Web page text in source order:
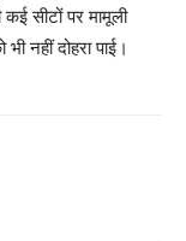
सीटों पर मामूली
नहीं दोहरा पाई।